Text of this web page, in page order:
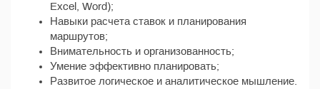
Excel, Word);
Навыки расчета ставок и планирования
маршрутов;
Внимательность и организованность;
Умение эффективно планировать;
Развитое логическое и аналитическое мышление.